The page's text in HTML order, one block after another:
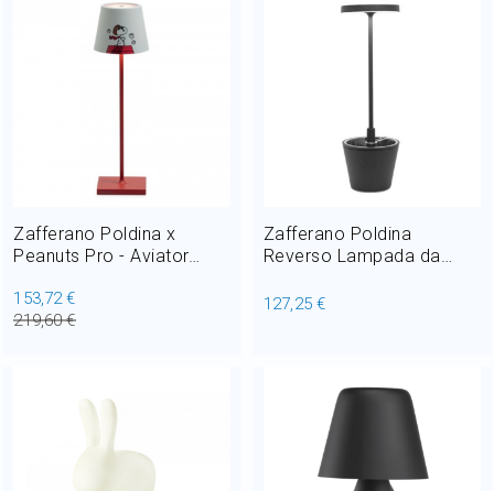
Zafferano Poldina x
Peanuts Pro - Aviator
Ricaricabile LED 2,2W H
38 cm
153,72 €
219,60 €
Zafferano Poldina
Reverso Lampada da
2,3W H 35 cm
127,25 €